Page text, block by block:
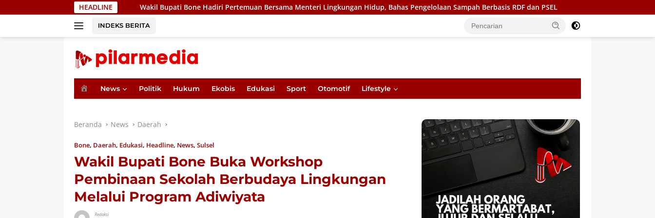
ke
HEADLINE
Wakil Bupati Bone Hadiri Pertemuan Bersama Menteri Lingkungan Hidup, Bahas Pengelolaan Sampah Berbasis RDF dan PSEL Ukir Sejarah di Bone, BupAAS
INDEKS BERITA
o
News Politik Hukum Ekobis Edukasi Sport Otomotif Lifestyle
Beranda News Daerah
Bone, Daerah, Edukasi, Headline, News, Sulsel
Wakil Bupati Bone Buka Workshop
Pembinaan Sekolah Berbudaya Lingkungan
Melalui Program Adiwiyata
Redaksi